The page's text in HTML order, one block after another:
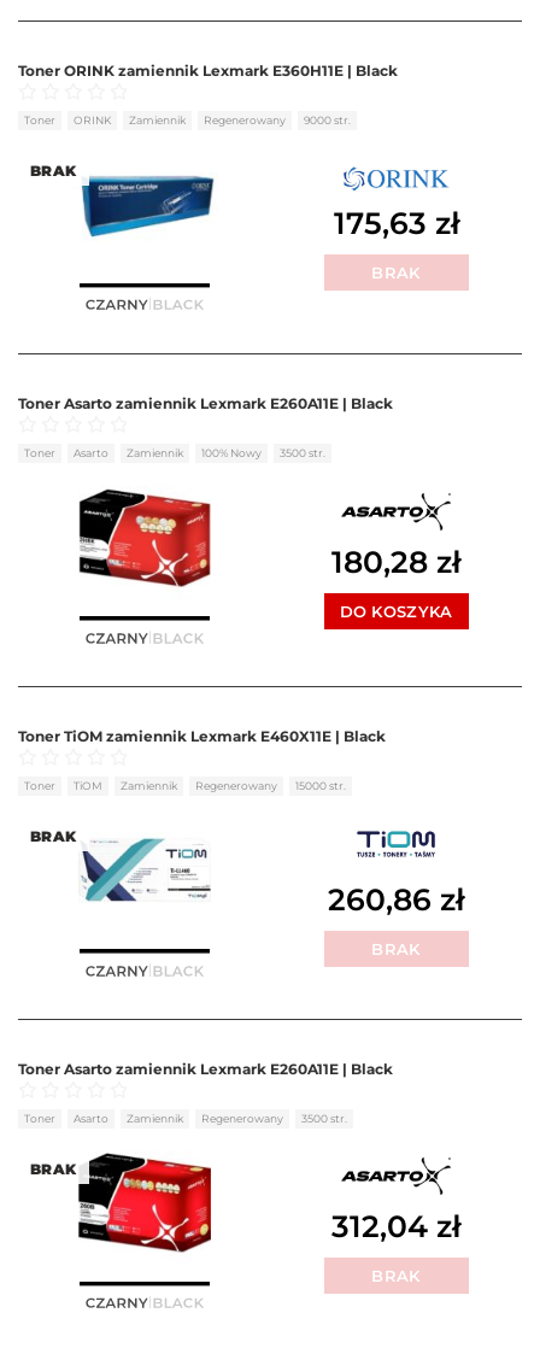
BRAK
Toner ORINK zamiennik Lexmark E360H11E | Black
Oceniono0 na 5
Toner ORINK Zamiennik Regenerowany 9000 str.
175,63 zł
BRAK
Toner Asarto zamiennik Lexmark E260A11E | Black
Oceniono 0na 5
Toner Asarto Zamiennik 100% Nowy 3500 str.
180,28 zł
DO KOSZYKA
BRAK
Toner TiOM zamiennik Lexmark E460X11E | Black
Oceniono na 5
Toner TiOM Zamiennik Regenerowany 15000 str.
260,86 zł
BRAK
BRAK
Toner Asarto zamiennik Lexmark E260A11E | Black
Oceniono0 na 5
Toner Asarto Zamiennik Regenerowany 3500 str.
312,04 zł
BRAK